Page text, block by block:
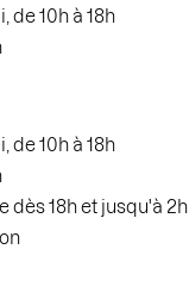
de 10h à 18h
de 10h à 18h
dès 18h et jusqu'à 2h